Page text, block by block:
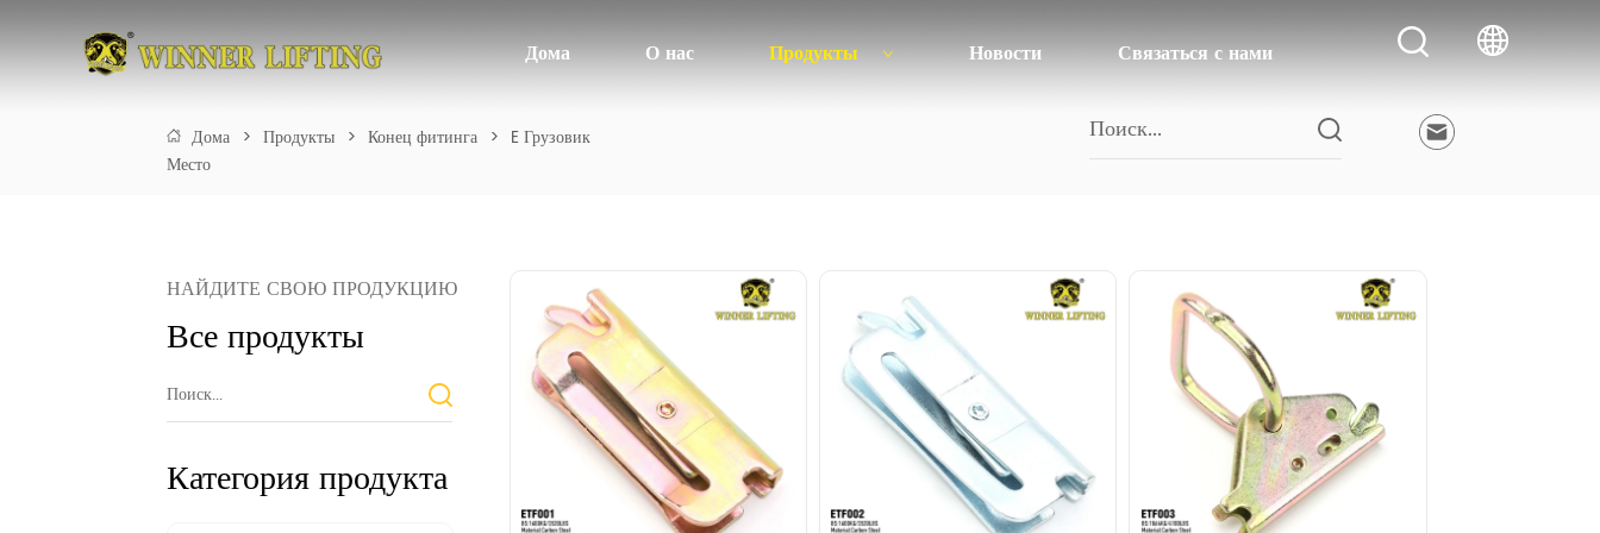
Дома О нас Продукты Новости Связаться с нами
Дома > Продукты > Конец фитинга > E Грузовик
Место
НАЙДИТЕ СВОЮ ПРОДУКЦИЮ
Все продукты
Категория продукта